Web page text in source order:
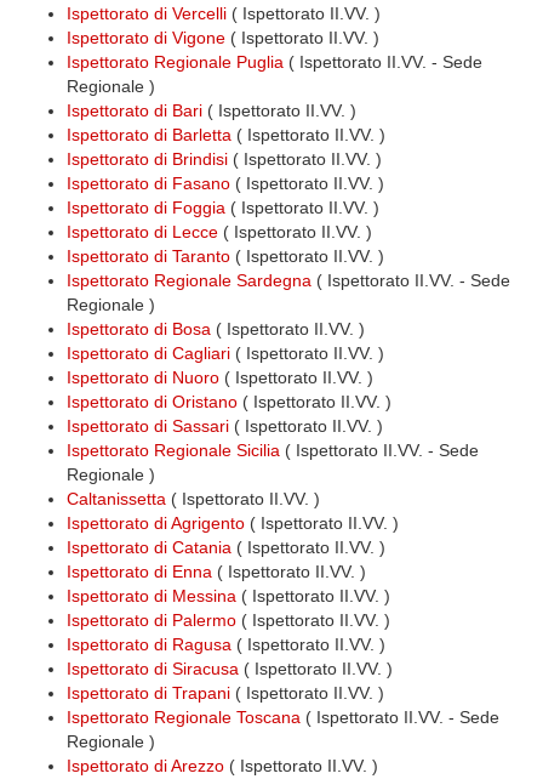
Ispettorato di Vercelli ( Ispettorato II.VV. )
Ispettorato di Vigone ( Ispettorato II.VV. )
Ispettorato Regionale Puglia ( Ispettorato II.VV. - Sede
Regionale )
Ispettorato di Bari ( Ispettorato II.VV. )
Ispettorato di Barletta ( Ispettorato II.VV. )
Ispettorato di Brindisi ( Ispettorato II.VV. )
Ispettorato di Fasano ( Ispettorato II.VV. )
Ispettorato di Foggia ( Ispettorato II.VV. )
Ispettorato di Lecce ( Ispettorato II.VV. )
Ispettorato di Taranto ( Ispettorato II.VV. )
Ispettorato Regionale Sardegna ( Ispettorato II.VV. - Sede
Regionale )
Ispettorato di Bosa ( Ispettorato II.VV. )
Ispettorato di Cagliari ( Ispettorato II.VV. )
Ispettorato di Nuoro ( Ispettorato II.VV. )
Ispettorato di Oristano ( Ispettorato II.VV. )
Ispettorato di Sassari ( Ispettorato II.VV. )
Ispettorato Regionale Sicilia ( Ispettorato II.VV. - Sede
Regionale )
Caltanissetta ( Ispettorato II.VV. )
Ispettorato di Agrigento ( Ispettorato II.VV. )
Ispettorato di Catania ( Ispettorato II.VV. )
Ispettorato di Enna ( Ispettorato II.VV. )
Ispettorato di Messina ( Ispettorato II.VV. )
Ispettorato di Palermo ( Ispettorato II.VV. )
Ispettorato di Ragusa ( Ispettorato II.VV. )
Ispettorato di Siracusa ( Ispettorato II.VV. )
Ispettorato di Trapani ( Ispettorato II.VV. )
Ispettorato Regionale Toscana ( Ispettorato II.VV. - Sede
Regionale )
Ispettorato di Arezzo ( Ispettorato II.VV. )